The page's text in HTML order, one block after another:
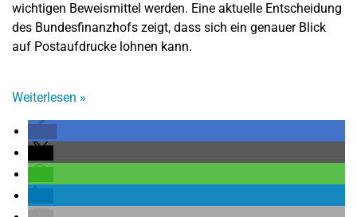
wichtigen Beweismittel werden. Eine aktuelle Entscheidung
des Bundesfinanzhofs zeigt, dass sich ein genauer Blick
auf Postaufdrucke lohnen kann.
Weiterlesen »